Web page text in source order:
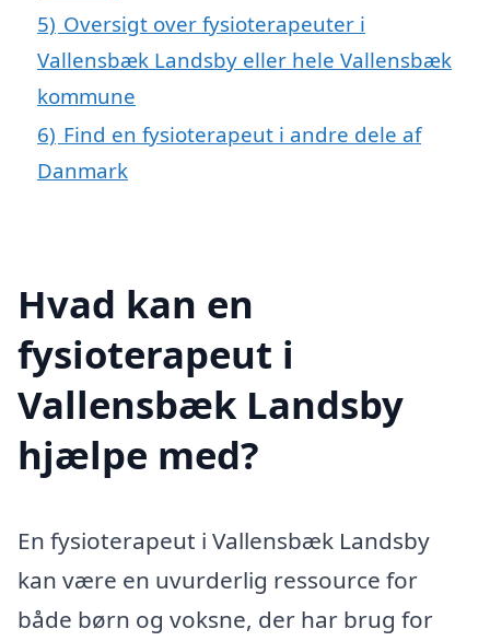
5) Oversigt over fysioterapeuter i
Vallensbæk Landsby eller hele Vallensbæk
kommune
6) Find en fysioterapeut i andre dele af
Danmark
Hvad kan en
fysioterapeut i
Vallensbæk Landsby
hjælpe med?
En fysioterapeut i Vallensbæk Landsby
kan være en uvurderlig ressource for
både børn og voksne, der har brug for